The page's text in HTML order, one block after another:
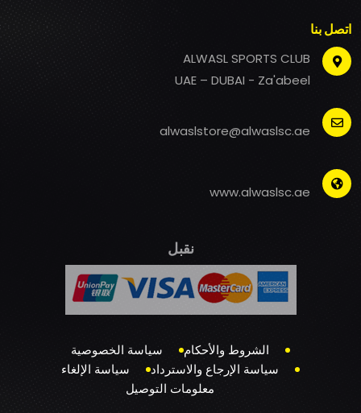
اتصل بنا
ALWASL SPORTS CLUB
UAE – DUBAI - Za'abeel
alwaslstore@alwaslsc.ae
www.alwaslsc.ae
نقبل
الشروط والأحكام
سياسة الخصوصية
سياسة الإرجاع والاسترداد
سياسة الإلغاء
معلومات التوصيل